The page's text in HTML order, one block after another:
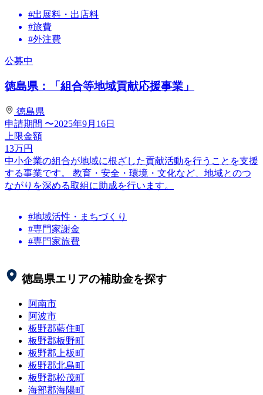
#出展料・出店料
#旅費
#外注費
公募中
徳島県：「組合等地域貢献応援事業」
徳島県
申請期間 〜2025年9月16日
上限金額
13万円
中小企業の組合が地域に根ざした貢献活動を行うことを支援
する事業です。 教育・安全・環境・文化など、地域とのつ
ながりを深める取組に助成を行います。
#地域活性・まちづくり
#専門家謝金
#専門家旅費
徳島県エリアの補助金を探す
阿南市
阿波市
板野郡藍住町
板野郡板野町
板野郡上板町
板野郡北島町
板野郡松茂町
海部郡海陽町